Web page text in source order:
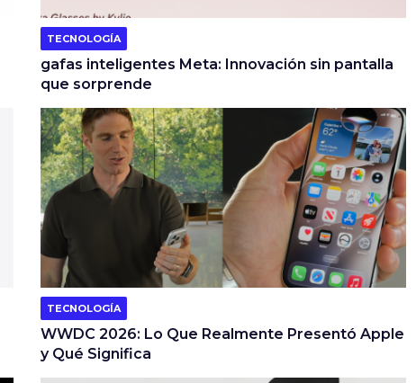
TECNOLOGÍA
gafas inteligentes Meta: Innovación sin pantalla
que sorprende
TECNOLOGÍA
WWDC 2026: Lo Que Realmente Presentó Apple
y Qué Significa